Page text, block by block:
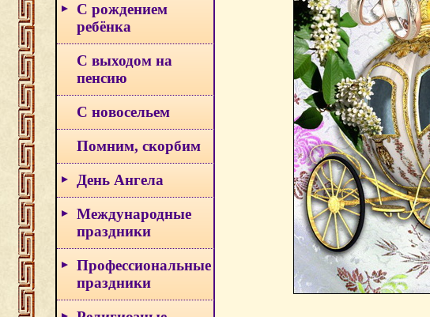
С рождением
ребёнка
С выходом на
пенсию
С новосельем
Помним, скорбим
День Ангела
Международные
праздники
Профессиональные
праздники